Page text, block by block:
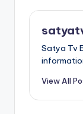
Satya Tv
View All